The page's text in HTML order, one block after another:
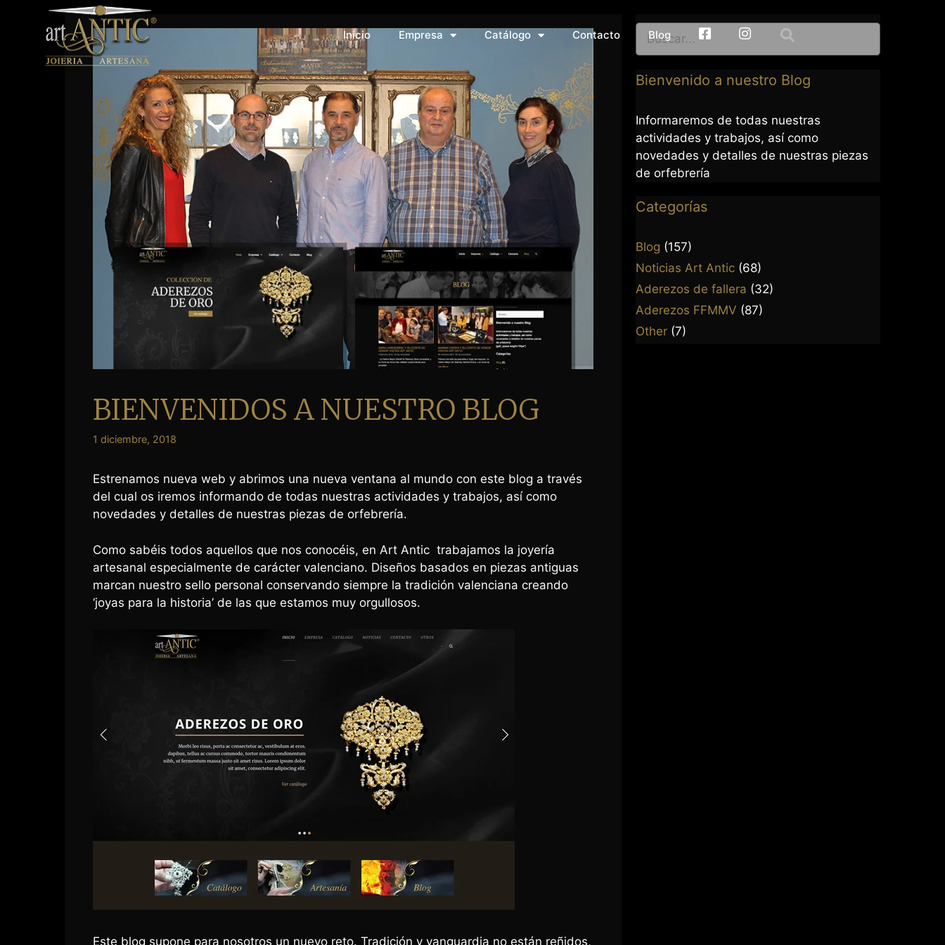
Inicio Empresa Catálogo Contacto Blog facebookInstagram
BIENVENIDOS A NUESTRO BLOG
1 diciembre, 2018
Estrenamos nueva web y abrimos una nueva ventana al mundo con este blog a través
del cual os iremos informando de todas nuestras actividades y trabajos, así como
novedades y detalles de nuestras piezas de orfebrería.
Como sabéis todos aquellos que nos conocéis, en Art Antic trabajamos la joyería
artesanal especialmente de carácter valenciano. Diseños basados en piezas antiguas
marcan nuestro sello personal conservando siempre la tradición valenciana creando
‘joyas para la historia’ de las que estamos muy orgullosos.
Este blog supone para nosotros un nuevo reto. Tradición y vanguardia no están reñidos,
Bienvenido a nuestro Blog
Informaremos de todas nuestras
actividades y trabajos, así como
novedades y detalles de nuestras piezas
de orfebrería
Categorías
Blog (157)
Noticias Art Antic (68)
Aderezos de fallera (32)
Aderezos FFMMV (87)
Other (7)